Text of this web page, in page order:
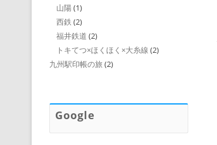
山陽 (1)
西鉄 (2)
福井鉄道 (2)
トキてつ×ほくほく×大糸線 (2)
九州駅印帳の旅 (2)
Google